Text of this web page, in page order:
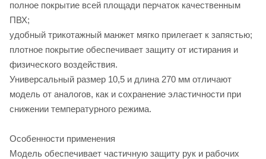
полное покрытие всей площади перчаток качественным
ПВХ;
удобный трикотажный манжет мягко прилегает к запястью;
плотное покрытие обеспечивает защиту от истирания и
физического воздействия.
Универсальный размер 10,5 и длина 270 мм отличают
модель от аналогов, как и сохранение эластичности при
снижении температурного режима.
Особенности применения
Модель обеспечивает частичную защиту рук и рабочих